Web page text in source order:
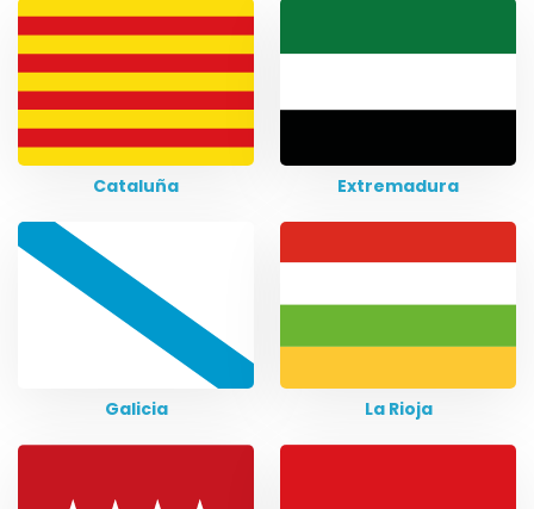
Cataluña Extremadura
Galicia La Rioja